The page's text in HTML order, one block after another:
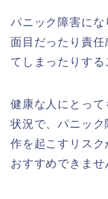
パニック障害に
面目だったり責
てしまったりする
健康な人にとっ
状況で、パニッ
作を起こすリスク
おすすめできませ